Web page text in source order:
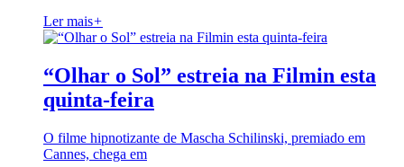
Ler mais+
“Olhar o Sol” estreia na Filmin esta
quinta-feira
O filme hipnotizante de Mascha Schilinski, premiado em
Cannes, chega em